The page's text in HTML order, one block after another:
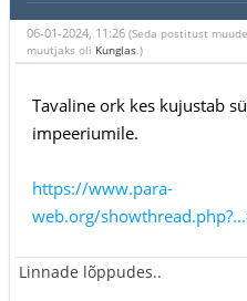
06-01-2024, 11:26 (Seda postitust
muutjaks oli Kunglas.)
Tavaline ork kes kujustab
impeeriumile.
https://www.para-
web.org/
Linnade lõppudes..